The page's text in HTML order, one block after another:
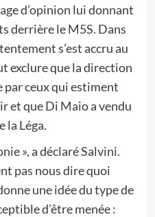
d’opinion lui donnant
derrière le M5S. Dans
s’est accru au
exclure que la direction
ceux qui estiment
et que Di Maio a vendu
la Léga.
», a déclaré Salvini.
pas nous dire quoi
une idée du type de
d’être menée :